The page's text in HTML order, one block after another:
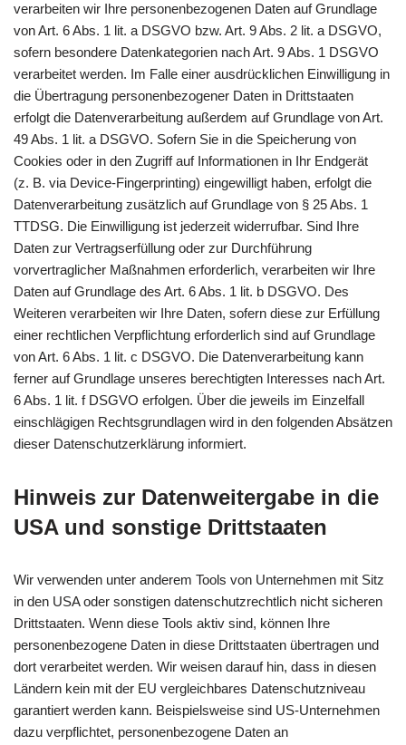
verarbeiten wir Ihre personenbezogenen Daten auf Grundlage
von Art. 6 Abs. 1 lit. a DSGVO bzw. Art. 9 Abs. 2 lit. a DSGVO,
sofern besondere Datenkategorien nach Art. 9 Abs. 1 DSGVO
verarbeitet werden. Im Falle einer ausdrücklichen Einwilligung in
die Übertragung personenbezogener Daten in Drittstaaten
erfolgt die Datenverarbeitung außerdem auf Grundlage von Art.
49 Abs. 1 lit. a DSGVO. Sofern Sie in die Speicherung von
Cookies oder in den Zugriff auf Informationen in Ihr Endgerät
(z. B. via Device-Fingerprinting) eingewilligt haben, erfolgt die
Datenverarbeitung zusätzlich auf Grundlage von § 25 Abs. 1
TTDSG. Die Einwilligung ist jederzeit widerrufbar. Sind Ihre
Daten zur Vertragserfüllung oder zur Durchführung
vorvertraglicher Maßnahmen erforderlich, verarbeiten wir Ihre
Daten auf Grundlage des Art. 6 Abs. 1 lit. b DSGVO. Des
Weiteren verarbeiten wir Ihre Daten, sofern diese zur Erfüllung
einer rechtlichen Verpflichtung erforderlich sind auf Grundlage
von Art. 6 Abs. 1 lit. c DSGVO. Die Datenverarbeitung kann
ferner auf Grundlage unseres berechtigten Interesses nach Art.
6 Abs. 1 lit. f DSGVO erfolgen. Über die jeweils im Einzelfall
einschlägigen Rechtsgrundlagen wird in den folgenden Absätzen
dieser Datenschutzerklärung informiert.
Hinweis zur Datenweitergabe in die
USA und sonstige Drittstaaten
Wir verwenden unter anderem Tools von Unternehmen mit Sitz
in den USA oder sonstigen datenschutzrechtlich nicht sicheren
Drittstaaten. Wenn diese Tools aktiv sind, können Ihre
personenbezogene Daten in diese Drittstaaten übertragen und
dort verarbeitet werden. Wir weisen darauf hin, dass in diesen
Ländern kein mit der EU vergleichbares Datenschutzniveau
garantiert werden kann. Beispielsweise sind US-Unternehmen
dazu verpflichtet, personenbezogene Daten an